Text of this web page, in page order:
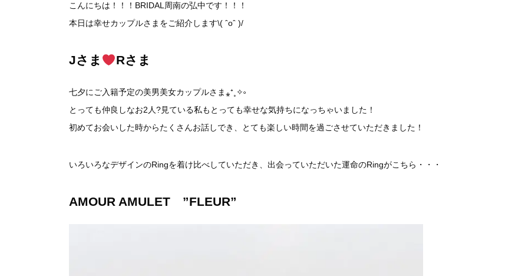
こんにちは！！！BRIDAL周南の弘中です！！！
本日は幸せカップルさまをご紹介します\( ˆoˆ )/
Jさま Rさま
七夕にご入籍予定の美男美女カップルさま⁎⁺˳✧༚
とっても仲良しなお2人?見ている私もとっても幸せな気持ちになっちゃいました！
初めてお会いした時からたくさんお話しでき、とても楽しい時間を過ごさせていただきました！
いろいろなデザインのRingを着け比べしていただき、出会っていただいた運命のRingがこちら・・・
AMOUR AMULET ”FLEUR”